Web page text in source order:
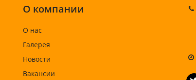
О компании
О нас
Галерея
Новости
Вакансии